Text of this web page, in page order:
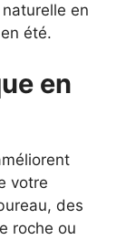
en
été.
en
votre
des
roche ou